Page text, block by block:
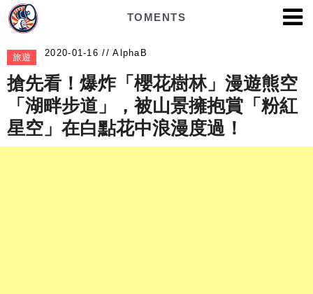
TOMENTS
旅遊 AlphaB
搶先看！爆炸「櫻花樹林」漫遊熊空
「湖畔步道」，被山景擁抱賞「粉紅
星空」在白點花中浪漫度過！